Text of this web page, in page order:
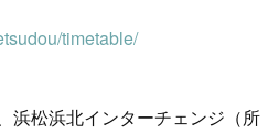
timetable/
浜松浜北インターチェンジ（所